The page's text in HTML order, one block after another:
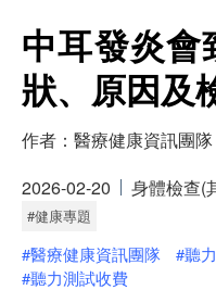
中耳發炎會
狀、原因及
作者： 醫療健康資訊團隊
2026-02-20
身體檢查(
#健康專題
#醫療健康資訊團隊 #聽
#聽力測試收費